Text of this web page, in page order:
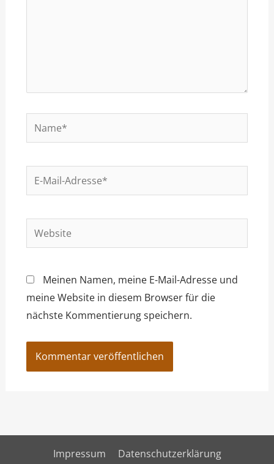
Name*
Mail-
Website
Meinen Namen, meine E-Mail-Adresse und
meine Website in diesem Browser für die
nächste Kommentierung speichern.
Impressum Datenschutzerklärung